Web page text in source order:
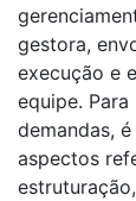
gestora,
execução e
equipe.
demandas,
aspectos